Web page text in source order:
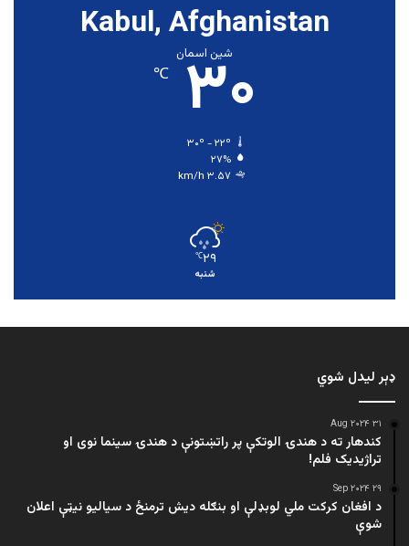
Kabul, Afghanistan
شین اسمان
۳۰ ℃
۲۷%
۳.۵۷ km/h
۲۹℃
شنبه
ډېر لیدل شوي
۳۱ Aug ۲۰۲۴
کندهار ته د هندۍ الوتکې پر راتښتونې د هندۍ سینما نوی او
تراژيديک فلم!
۲۹ Sep ۲۰۲۴
د افغان کرکت ملي لوبډلې او بنګله دیش ترمنځ د سیالیو نیټې اعلان
شوې